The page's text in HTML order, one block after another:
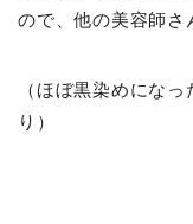
ので、他の美容師さ
（ほぼ黒染めにな
り）